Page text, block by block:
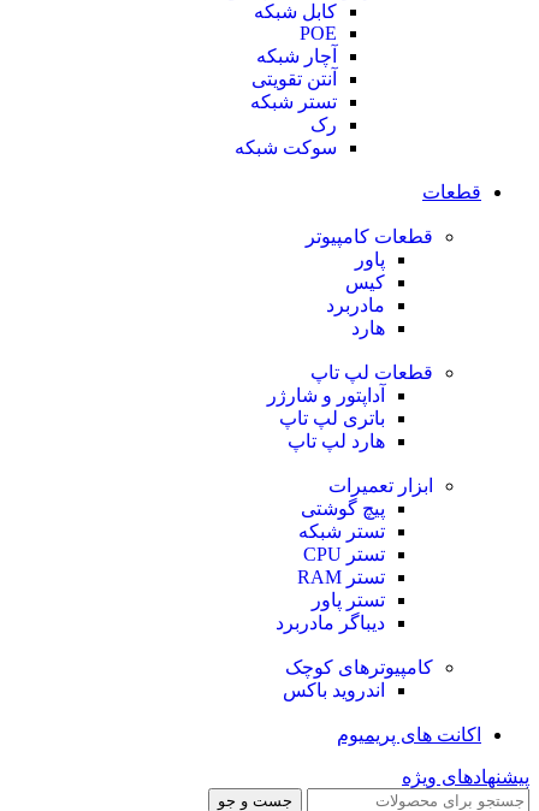
کابل شبکه
POE
آچار شبکه
آنتن تقویتی
تستر شبکه
رک
سوکت شبکه
قطعات
قطعات کامپیوتر
پاور
کیس
مادربرد
هارد
قطعات لپ تاپ
آداپتور و شارژر
باتری لپ تاپ
هارد لپ تاپ
ابزار تعمیرات
پیچ گوشتی
تستر شبکه
تستر CPU
تستر RAM
تستر پاور
دیباگر مادربرد
کامپیوترهای کوچک
اندروید باکس
اکانت های پریمیوم
پیشنهادهای ویژه
جست و جو